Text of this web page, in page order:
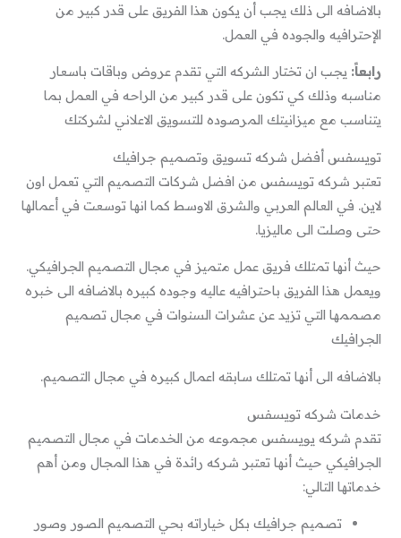
بالاضافه الى ذلك يجب أن يكون هذا الفريق على قدر كبير من
الإحترافيه والجوده في العمل.
رابعاً: يجب ان تختار الشركه التي تقدم عروض وباقات باسعار
مناسبه وذلك كي تكون على قدر كبير من الراحه في العمل بما
يتناسب مع ميزانيتك المرصوده للتسويق الاعلاني لشركتك
تويسفس أفضل شركه تسويق وتصميم جرافيك
تعتبر شركه تويسفس من افضل شركات التصميم التي تعمل اون
لاين. في العالم العربي والشرق الاوسط كما انها توسعت في أعمالها
حتى وصلت الى ماليزيا.
حيث أنها تمتلك فريق عمل متميز في مجال التصميم الجرافيكي.
ويعمل هذا الفريق باحترافيه عاليه وجوده كبيره بالاضافه الى خبره
مصممها التي تزيد عن عشرات السنوات في مجال تصميم
الجرافيك
بالاضافه الى أنها تمتلك سابقه اعمال كبيره في مجال التصميم.
خدمات شركه تويسفس
تقدم شركه يويسفس مجموعه من الخدمات في مجال التصميم
الجرافيكي حيث أنها تعتبر شركه رائدة في هذا المجال ومن أهم
خدماتها التالي:
تصميم جرافيك بكل خياراته بحي التصميم الصور وصور